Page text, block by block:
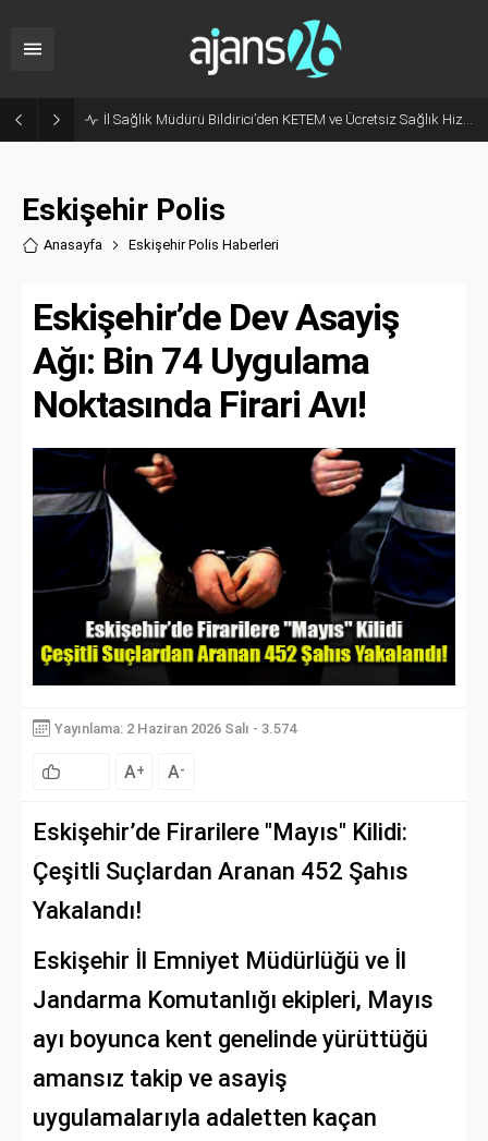
Hani Eskişehir Kaleydi? Yeni Parti’ye Geçişte Hesaplar Tutmadı!
Eskişehir Polis
Anasayfa Eskişehir Polis Haberleri
Eskişehir’de Dev Asayiş
Ağı: Bin 74 Uygulama
Noktasında Firari Avı!
Yayınlama: 2 Haziran 2026 Salı - 3.574
A+ A-
Eskişehir’de Firarilere "Mayıs" Kilidi:
Çeşitli Suçlardan Aranan 452 Şahıs
Yakalandı!
Eskişehir İl Emniyet Müdürlüğü ve İl
Jandarma Komutanlığı ekipleri, Mayıs
ayı boyunca kent genelinde yürüttüğü
amansız takip ve asayiş
uygulamalarıyla adaletten kaçan